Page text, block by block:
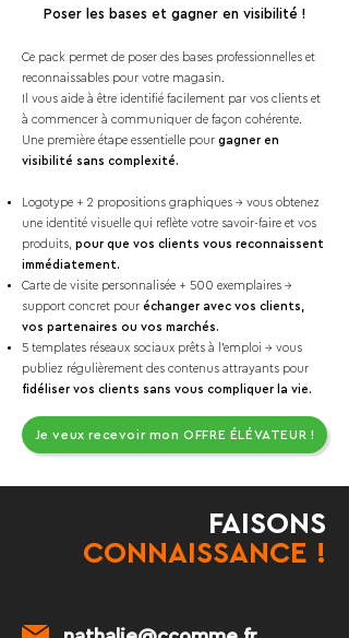
Poser les bases et gagner en visibilité !
Ce pack permet de poser des bases professionnelles et
reconnaissables pour votre magasin.
Il vous aide à être identifié facilement par vos clients et
à commencer à communiquer de façon cohérente.
Une première étape essentielle pour gagner en
visibilité sans complexité.
Logotype + 2 propositions graphiques → vous obtenez
une identité visuelle qui reflète votre savoir-faire et vos
produits, pour que vos clients vous reconnaissent
immédiatement.
Carte de visite personnalisée + 500 exemplaires →
support concret pour échanger avec vos clients,
vos partenaires ou vos marchés.
5 templates réseaux sociaux prêts à l’emploi → vous
publiez régulièrement des contenus attrayants pour
fidéliser vos clients sans vous compliquer la vie.
Je veux recevoir mon OFFRE ÉLÉVATEUR !
FAISONS
CONNAISSANCE !